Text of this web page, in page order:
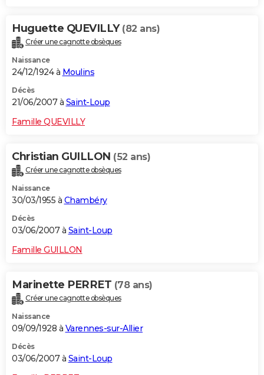
Huguette QUEVILLY (82 ans)
Créer une cagnotte obsèques
Naissance
24/12/1924 à Moulins
Décès
21/06/2007 à Saint-Loup
Famille QUEVILLY
Christian GUILLON (52 ans)
Créer une cagnotte obsèques
Naissance
30/03/1955 à Chambéry
Décès
03/06/2007 à Saint-Loup
Famille GUILLON
Marinette PERRET (78 ans)
Créer une cagnotte obsèques
Naissance
09/09/1928 à Varennes-sur-Allier
Décès
03/06/2007 à Saint-Loup